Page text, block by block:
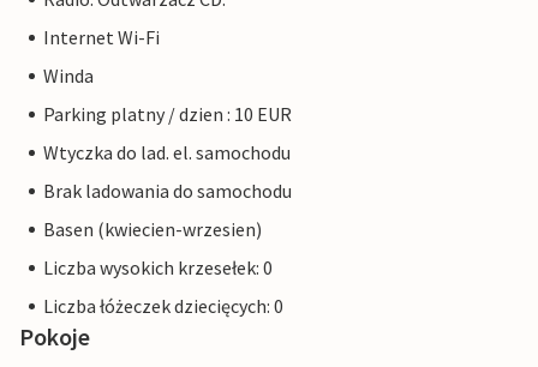
Internet Wi-Fi
Winda
Parking platny / dzien : 10 EUR
Wtyczka do lad. el. samochodu
Brak ladowania do samochodu
Basen (kwiecien-wrzesien)
Liczba wysokich krzesełek: 0
Liczba łóżeczek dziecięcych: 0
Pokoje